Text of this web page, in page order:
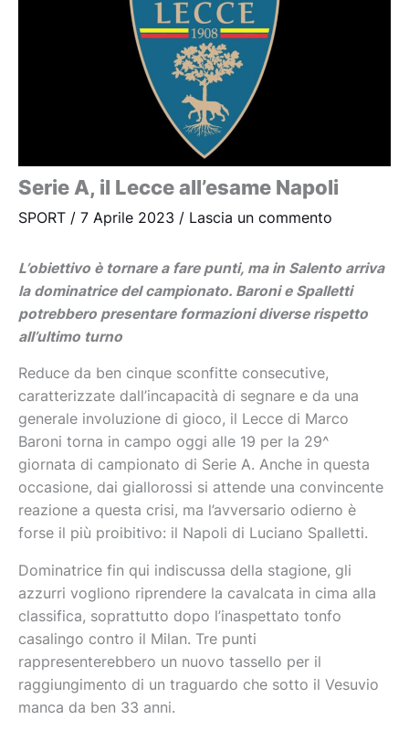
Serie A, il Lecce all’esame Napoli
SPORT / 7 Aprile 2023 / Lascia un commento
L’obiettivo è tornare a fare punti, ma in Salento arriva
la dominatrice del campionato. Baroni e Spalletti
potrebbero presentare formazioni diverse rispetto
all’ultimo turno
Reduce da ben cinque sconfitte consecutive,
caratterizzate dall’incapacità di segnare e da una
generale involuzione di gioco, il Lecce di Marco
Baroni torna in campo oggi alle 19 per la 29^
giornata di campionato di Serie A. Anche in questa
occasione, dai giallorossi si attende una convincente
reazione a questa crisi, ma l’avversario odierno è
forse il più proibitivo: il Napoli di Luciano Spalletti.
Dominatrice fin qui indiscussa della stagione, gli
azzurri vogliono riprendere la cavalcata in cima alla
classifica, soprattutto dopo l’inaspettato tonfo
casalingo contro il Milan. Tre punti
rappresenterebbero un nuovo tassello per il
raggiungimento di un traguardo che sotto il Vesuvio
manca da ben 33 anni.